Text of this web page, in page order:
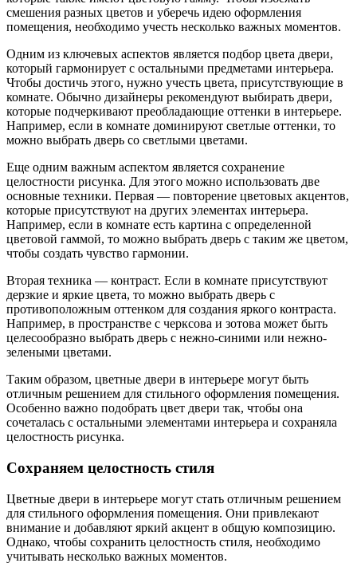
смешения разных цветов и уберечь идею оформления
помещения, необходимо учесть несколько важных моментов.
Одним из ключевых аспектов является подбор цвета двери,
который гармонирует с остальными предметами интерьера.
Чтобы достичь этого, нужно учесть цвета, присутствующие в
комнате. Обычно дизайнеры рекомендуют выбирать двери,
которые подчеркивают преобладающие оттенки в интерьере.
Например, если в комнате доминируют светлые оттенки, то
можно выбрать дверь со светлыми цветами.
Еще одним важным аспектом является сохранение
целостности рисунка. Для этого можно использовать две
основные техники. Первая — повторение цветовых акцентов,
которые присутствуют на других элементах интерьера.
Например, если в комнате есть картина с определенной
цветовой гаммой, то можно выбрать дверь с таким же цветом,
чтобы создать чувство гармонии.
Вторая техника — контраст. Если в комнате присутствуют
дерзкие и яркие цвета, то можно выбрать дверь с
противоположным оттенком для создания яркого контраста.
Например, в пространстве с черксова и зотова может быть
целесообразно выбрать дверь с нежно-синими или нежно-
зелеными цветами.
Таким образом, цветные двери в интерьере могут быть
отличным решением для стильного оформления помещения.
Особенно важно подобрать цвет двери так, чтобы она
сочеталась с остальными элементами интерьера и сохраняла
целостность рисунка.
Сохраняем целостность стиля
Цветные двери в интерьере могут стать отличным решением
для стильного оформления помещения. Они привлекают
внимание и добавляют яркий акцент в общую композицию.
Однако, чтобы сохранить целостность стиля, необходимо
учитывать несколько важных моментов.